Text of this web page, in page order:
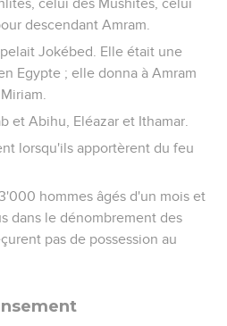
celui des Mushites, celui
descendant Amram.
Jokébed. Elle était une
Egypte ; elle donna à Amram
et Abihu, Eléazar et Ithamar.
lorsqu'ils apportèrent du feu
hommes âgés d'un mois et
dans le dénombrement des
pas de possession au